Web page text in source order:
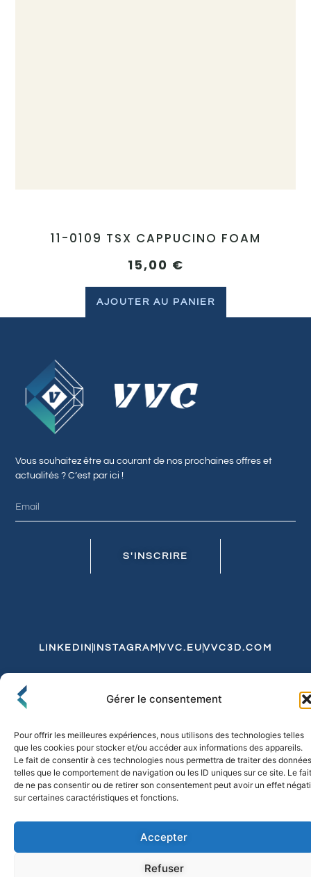
Gérer le consentement
Pour offrir les meilleures expériences, nous utilisons des technologies telles
que les cookies pour stocker et/ou accéder aux informations des appareils.
Le fait de consentir à ces technologies nous permettra de traiter des données
telles que le comportement de navigation ou les ID uniques sur ce site. Le fait
de ne pas consentir ou de retirer son consentement peut avoir un effet
sur certaines caractéristiques et fonctions.
Accepter
Refuser
11-0109 TSX CAPPUCINO FOAM
15,00 €
AJOUTER AU PANIER
Vous souhaitez être au courant de nos prochaines offres et
actualités ? C’est par ici !
S'INSCRIRE
LINKEDIN INSTAGRAM VVC.EU VVC3D.COM
Politique de Confidentialité et de CookiesExpédition et Livraison
© 2026 FLO & CO. All Rights Reserved